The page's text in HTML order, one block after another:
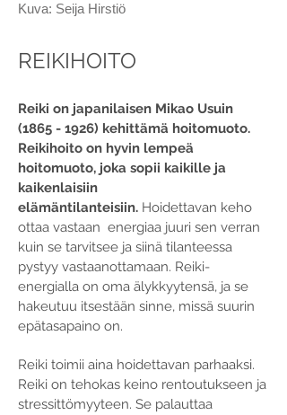
Kuva: Seija Hirstiö
REIKIHOITO
Reiki on japanilaisen Mikao Usuin
(1865 - 1926) kehittämä hoitomuoto.
Reikihoito on hyvin lempeä
hoitomuoto, joka sopii kaikille ja
kaikenlaisiin
elämäntilanteisiin. Hoidettavan keho
ottaa vastaan energiaa juuri sen verran
kuin se tarvitsee ja siinä tilanteessa
pystyy vastaanottamaan. Reiki-
energialla on oma älykkyytensä, ja se
hakeutuu itsestään sinne, missä suurin
epätasapaino on.
Reiki toimii aina hoidettavan parhaaksi.
Reiki on tehokas keino rentoutukseen ja
stressittömyyteen. Se palauttaa